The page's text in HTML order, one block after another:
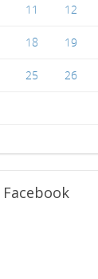
11 12
18 19
25 26
Facebook